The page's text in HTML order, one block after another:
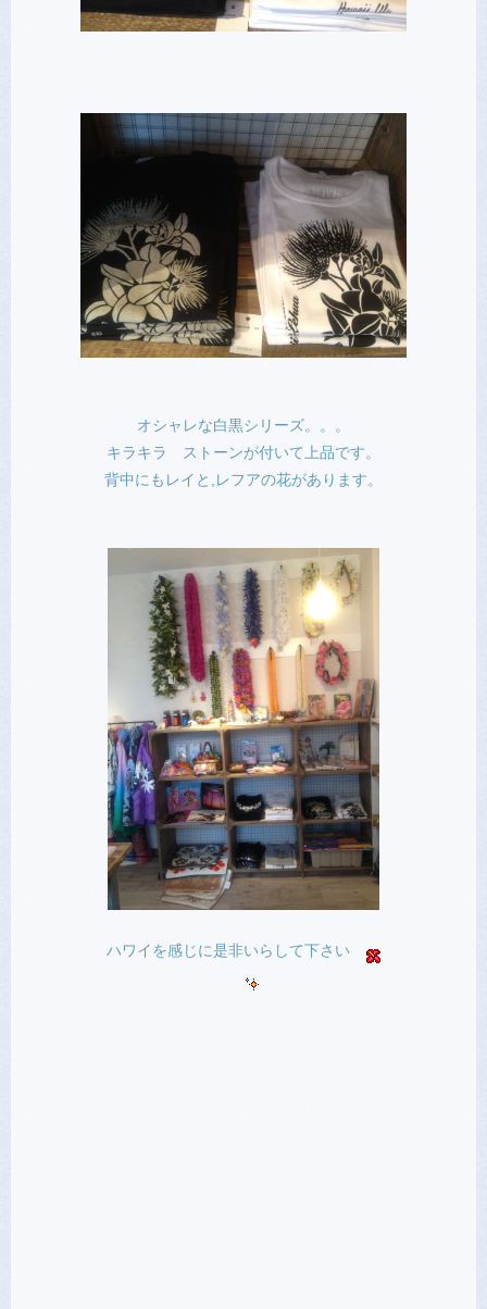
オシャレな白黒シリーズ。。。
キラキラ ストーンが付いて上品です。
背中にもレイと,レフアの花があります。
ハワイを感じに是非いらして下さい